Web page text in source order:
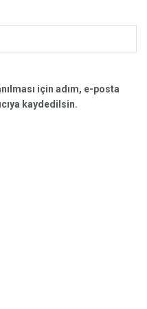
için adım, e-posta
kaydedilsin.